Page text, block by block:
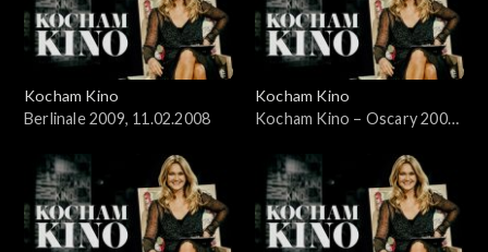
Kocham Kino
Berlinale 2009, 11.02.2008
Kocham Kino
Kocham Kino – Oscary 2009,
24.02.2008